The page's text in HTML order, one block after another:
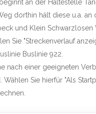
an der Haltestelle
dorthin hält diese u.a. an
und Klein
Sie "Streckenverlauf
Buslinie 922.
nach einer geeigneten
Sie hierfür "Als